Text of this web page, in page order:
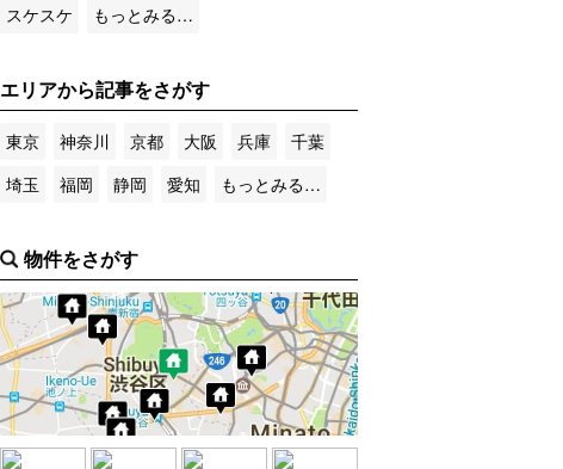
スケスケ
もっとみる…
エリアから記事をさがす
東京 神奈川 京都 大阪 兵庫
千葉
埼玉
福岡 静岡 愛知 もっとみる…
物件をさがす